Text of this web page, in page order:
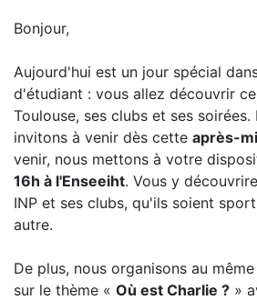
Bonjour,
Aujourd'hui est un jour spécial
d'étudiant : vous allez découvrir
Toulouse, ses clubs et ses
invitons à venir dès cette après-
venir, nous mettons à votre
16h à l'Enseeiht. Vous y
INP et ses clubs, qu'ils soient
autre.
De plus, nous organisons au
sur le thème « Où est Charlie ? »